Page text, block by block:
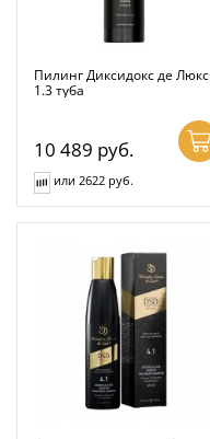
Пилинг Диксидокс де Люкс
1.3 туба
10 489 руб.
или 2622 руб.